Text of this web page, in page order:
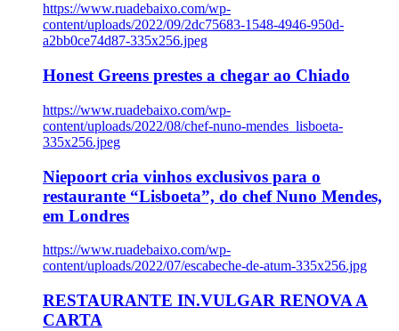
https://www.ruadebaixo.com/wp-
content/uploads/2022/09/2dc75683-1548-4946-950d-
a2bb0ce74d87-335x256.jpeg
Honest Greens prestes a chegar ao Chiado
https://www.ruadebaixo.com/wp-
content/uploads/2022/08/chef-nuno-mendes_lisboeta-
335x256.jpeg
Niepoort cria vinhos exclusivos para o
restaurante “Lisboeta”, do chef Nuno Mendes,
em Londres
https://www.ruadebaixo.com/wp-
content/uploads/2022/07/escabeche-de-atum-335x256.jpg
RESTAURANTE IN.VULGAR RENOVA A
CARTA